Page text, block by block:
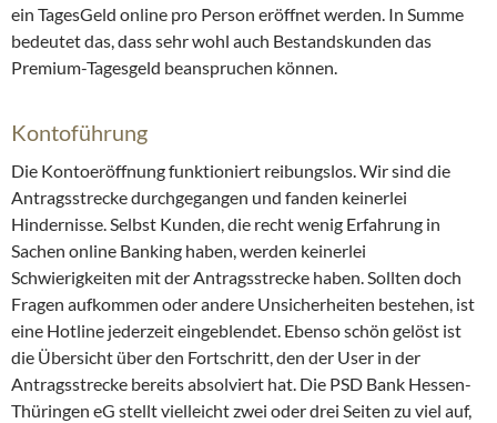
ein TagesGeld online pro Person eröffnet werden. In Summe
bedeutet das, dass sehr wohl auch Bestandskunden das
Premium-Tagesgeld beanspruchen können.
Kontoführung
Die Kontoeröffnung funktioniert reibungslos. Wir sind die
Antragsstrecke durchgegangen und fanden keinerlei
Hindernisse. Selbst Kunden, die recht wenig Erfahrung in
Sachen online Banking haben, werden keinerlei
Schwierigkeiten mit der Antragsstrecke haben. Sollten doch
Fragen aufkommen oder andere Unsicherheiten bestehen, ist
eine Hotline jederzeit eingeblendet. Ebenso schön gelöst ist
die Übersicht über den Fortschritt, den der User in der
Antragsstrecke bereits absolviert hat. Die PSD Bank Hessen-
Thüringen eG stellt vielleicht zwei oder drei Seiten zu viel auf,